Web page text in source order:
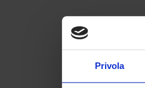
Privola